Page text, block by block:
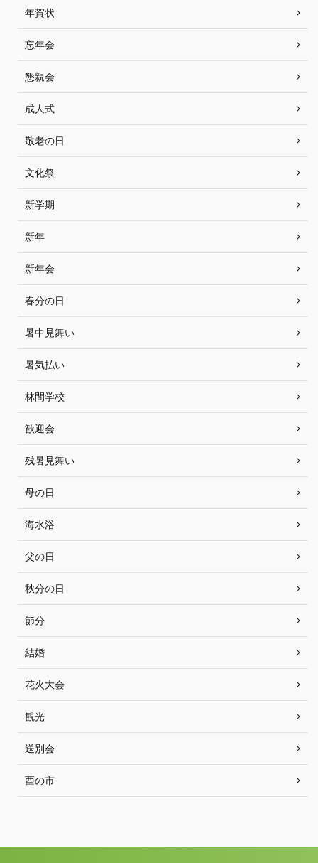
年賀状
忘年会
懇親会
成人式
敬老の日
文化祭
新学期
新年
新年会
春分の日
暑中見舞い
暑気払い
林間学校
歓迎会
残暑見舞い
母の日
海水浴
父の日
秋分の日
節分
結婚
花火大会
観光
送別会
酉の市